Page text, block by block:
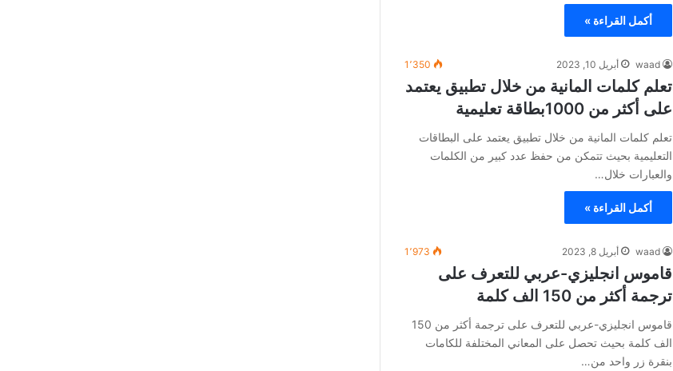
أكمل القراءة »
waad أبريل 10, 2023 1٬350
تعلم كلمات المانية من خلال تطبيق يعتمد
على أكثر من 1000بطاقة تعليمية
تعلم كلمات المانية من خلال تطبيق يعتمد على البطاقات
التعليمية بحيث تتمكن من حفظ عدد كبير من الكلمات
والعبارات خلال…
أكمل القراءة »
waad أبريل 8, 2023 1٬973
قاموس انجليزي-عربي للتعرف على
ترجمة أكثر من 150 الف كلمة
قاموس انجليزي-عربي للتعرف على ترجمة أكثر من 150
الف كلمة بحيث تحصل على المعاني المختلفة للكامات
بنقرة زر واحد من…